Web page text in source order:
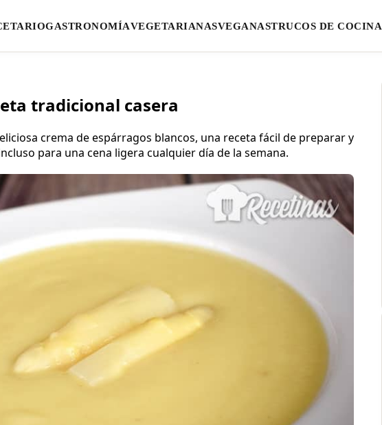
GASTRONOMÍAVEGETARIANASVEGANASTRUCOS DE COCINA
tradicional casera
crema de espárragos blancos, una receta fácil de preparar y
para una cena ligera cualquier día de la semana.